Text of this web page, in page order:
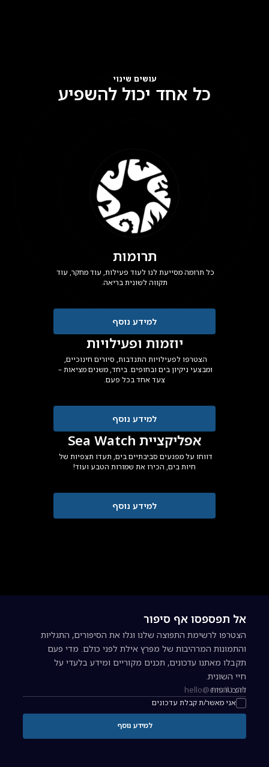
עושים שינוי
כל אחד יכול להשפיע
תרומות
כל תרומה מסייעת לנו לעוד פעילות, עוד מחקר, עוד
תקווה לשונית בריאה.
למידע נוסף
יוזמות ופעילויות
הצטרפו לפעילויות התנדבות, סיורים חינוכיים,
צעד אחד בכל פעם.
למידע נוסף
אפליקציית Sea Watch
דווחו על מפגעים סביבתיים בים, תעדו תצפיות של
חיות בים, הכירו את שמורות הטבע ועוד!
למידע נוסף
אל תפספסו אף סיפור
הצטרפו לרשימת התפוצה שלנו וגלו את הסיפורים, התגליות
והתמונות המרהיבות של מפרץ אילת לפני כולם. מדי פעם
תקבלו מאתנו עדכונים, תכנים מקוריים ומידע בלעדי על
חיי השונית.
כתובת אימייל להרשמה לניוזלטר
אני מאשר/ת קבלת עדכונים
להצטרפות
למידע נוסף